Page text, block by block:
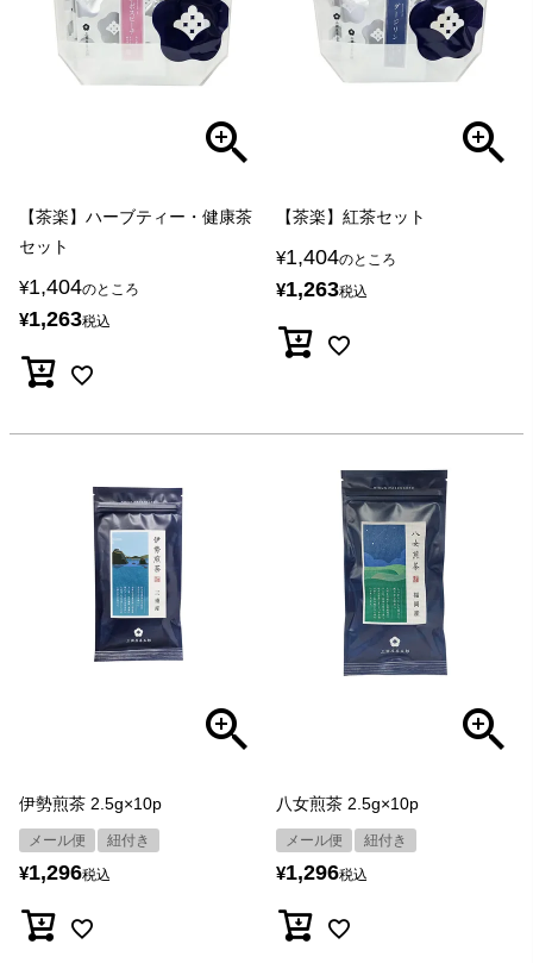
【茶楽】ハーブティー・健康茶
セット
¥1,404のところ
¥1,263税込
【茶楽】紅茶セット
¥1,404のところ
¥1,263税込
伊勢煎茶 2.5g×10p
メール便 紐付き
¥1,296税込
八女煎茶 2.5g×10p
メール便 紐付き
¥1,296税込